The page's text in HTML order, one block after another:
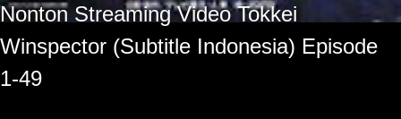
Nonton Streaming VideoTokkei
Winspector (Subtitle Indonesia) Episode
1-49